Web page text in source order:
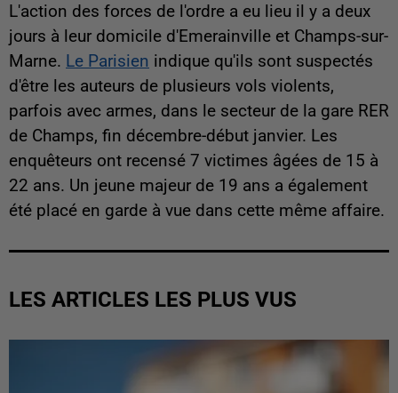
L'action des forces de l'ordre a eu lieu il y a deux
jours à leur domicile d'Emerainville et Champs-sur-
Marne. Le Parisien indique qu'ils sont suspectés
d'être les auteurs de plusieurs vols violents,
parfois avec armes, dans le secteur de la gare RER
de Champs, fin décembre-début janvier. Les
enquêteurs ont recensé 7 victimes âgées de 15 à
22 ans. Un jeune majeur de 19 ans a également
été placé en garde à vue dans cette même affaire.
LES ARTICLES LES PLUS VUS